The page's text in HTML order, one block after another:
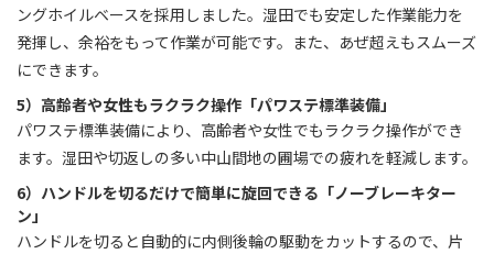
ングホイルベースを採用しました。湿田でも安定した作業能力を
発揮し、余裕をもって作業が可能です。また、あぜ超えもスムーズ
にできます。
5）高齢者や女性もラクラク操作「パワステ標準装備」
パワステ標準装備により、高齢者や女性でもラクラク操作ができ
ます。湿田や切返しの多い中山間地の圃場での疲れを軽減します。
6）ハンドルを切るだけで簡単に旋回できる「ノーブレーキター
ン」
ハンドルを切ると自動的に内側後輪の駆動をカットするので、片